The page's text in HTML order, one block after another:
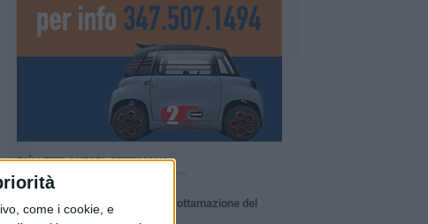
come i cookie, e
PIÙ LETTI QUESTA SETTIMANA
Basilicata: approvata rottamazione del
bollo auto